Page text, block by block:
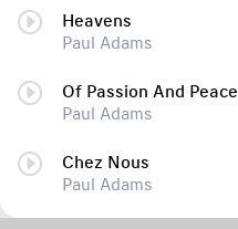
Heavens
Paul Adams
Of Passion And Peace
Paul Adams
Chez Nous
Paul Adams